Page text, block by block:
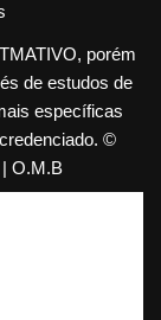
porém
de estudos de
específicas
©
O.M.B